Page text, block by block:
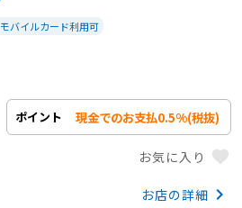
モバイルカード利用可
ポイント 現金でのお支払0.5%(税抜)
お気に入り favorite
お店の詳細 keyboard_arrow_right